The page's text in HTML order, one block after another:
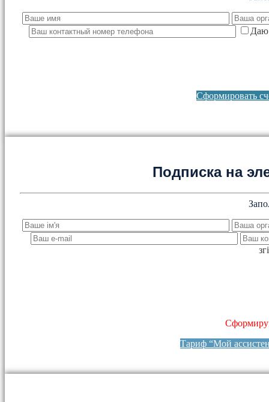
Даю
Сформировать
Подписка на
Тариф “Мой